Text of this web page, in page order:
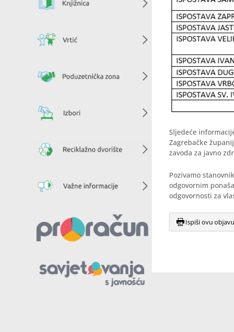
Sljedeće
Zagrebačke
zavoda za javno
Pozivamo
odgovornim
odgovornosti za
Ispiši ovu objavu